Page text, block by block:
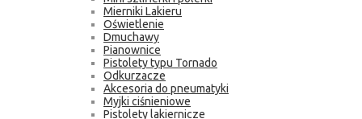
Mierniki Lakieru
Oświetlenie
Dmuchawy
Pianownice
Pistolety typu Tornado
Odkurzacze
Akcesoria do pneumatyki
Myjki ciśnieniowe
Pistolety lakiernicze